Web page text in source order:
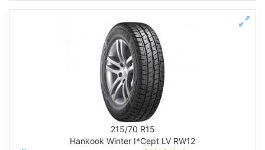
215/70 R15
Hankook Winter I*Cept LV RW12